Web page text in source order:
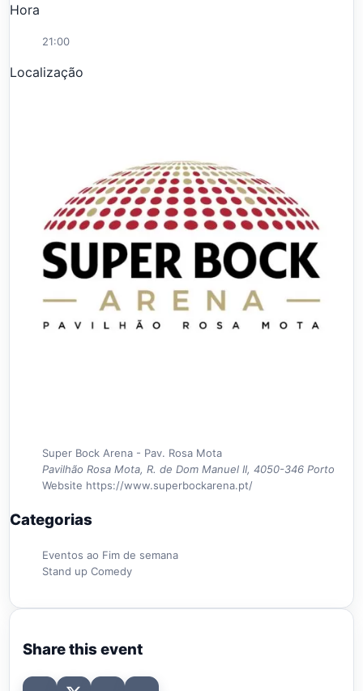
Hora
21:00
Localização
Super Bock Arena - Pav. Rosa Mota
Pavilhão Rosa Mota, R. de Dom Manuel II, 4050-346 Porto
Website https://www.superbockarena.pt/
Categorias
Eventos ao Fim de semana
Stand up Comedy
Share this event